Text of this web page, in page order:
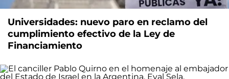
Universidades: nuevo paro en reclamo del
cumplimiento efectivo de la Ley de
Financiamiento